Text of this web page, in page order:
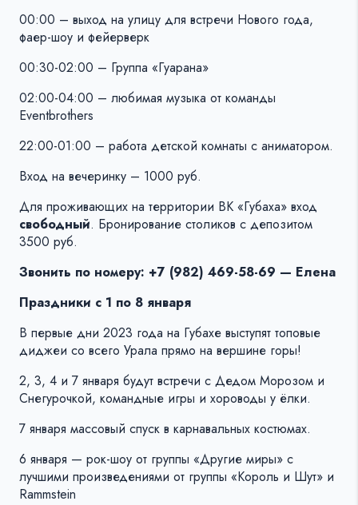
00:00 – выход на улицу для встречи Нового года,
фаер-шоу и фейерверк
00:30-02:00 – Группа «Гуарана»
02:00-04:00 – любимая музыка от команды
Еventbrothers
22:00-01:00 – работа детской комнаты с аниматором.
Вход на вечеринку – 1000 руб.
Для проживающих на территории ВК «Губаха» вход
свободный. Бронирование столиков с депозитом
3500 руб.
Звонить по номеру: +7 (982) 469-58-69 — Елена
Праздники с 1 по 8 января
В первые дни 2023 года на Губахе выступят топовые
диджеи со всего Урала прямо на вершине горы!
2, 3, 4 и 7 января будут встречи с Дедом Морозом и
Снегурочкой, командные игры и хороводы у ёлки.
7 января массовый спуск в карнавальных костюмах.
6 января — рок-шоу от группы «Другие миры» с
лучшими произведениями от группы «Король и Шут» и
Rammstein